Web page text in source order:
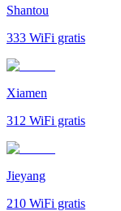
Shantou
333 WiFi gratis
Xiamen
312 WiFi gratis
Jieyang
210 WiFi gratis